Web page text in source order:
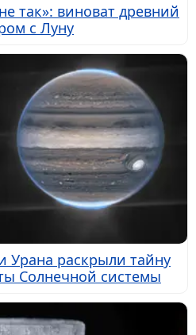
так»: виноват древний
с Луну
Урана раскрыли тайну
Солнечной системы